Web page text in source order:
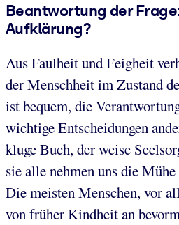
Beantwortung der
Aufklärung?
Aus Faulheit und Feigheit
der Menschheit im Zustand
ist bequem, die
wichtige Entscheidungen
kluge Buch, der weise
sie alle nehmen uns die
Die meisten Menschen, vor
von früher Kindheit an